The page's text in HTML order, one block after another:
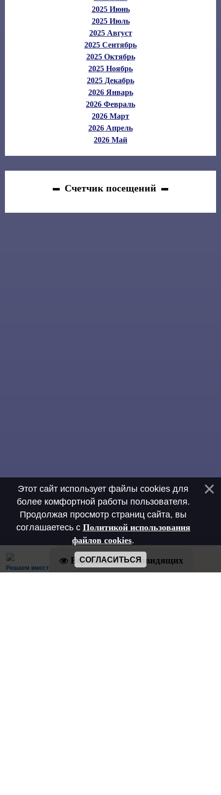
Версия для слабовидящих
2025 Июнь
2025 Июль
2025 Август
2025 Сентябрь
2025 Октябрь
2025 Ноябрь
2025 Декабрь
2026 Январь
2026 Февраль
2026 Март
2026 Апрель
2026 Май
Счетчик посещений
Решаем вместе
Этот сайт использует файлы cookies для
более комфортной работы пользователя.
Продолжая просмотр страниц сайта, вы
соглашаетесь с Политикой использования
файлов cookies.
СОГЛАСИТЬСЯ